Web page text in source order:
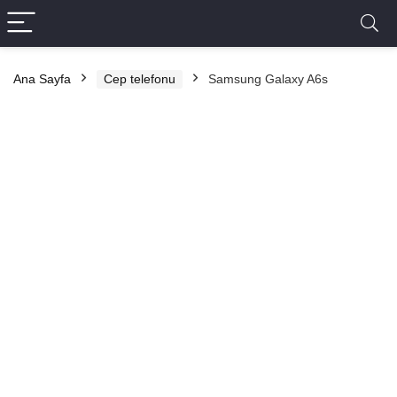
Ana Sayfa Cep telefonu Samsung Galaxy A6s